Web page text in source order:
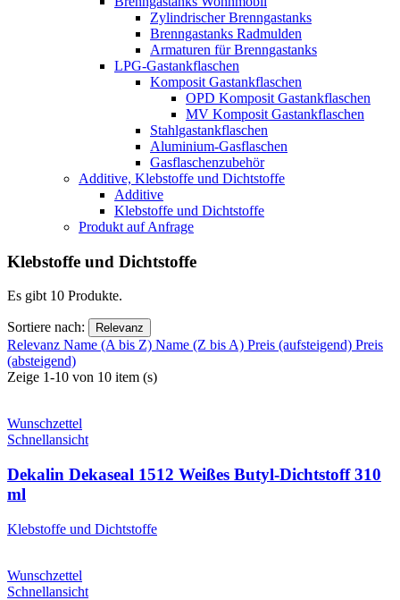
Zylindrischer Brenngastanks
Brenngastanks Radmulden
Armaturen für Brenngastanks
LPG-Gastankflaschen
Komposit Gastankflaschen
OPD Komposit Gastankflaschen
MV Komposit Gastankflaschen
Stahlgastankflaschen
Aluminium-Gasflaschen
Gasflaschenzubehör
Additive, Klebstoffe und Dichtstoffe
Additive
Klebstoffe und Dichtstoffe
Produkt auf Anfrage
Klebstoffe und Dichtstoffe
Es gibt 10 Produkte.
Sortiere nach: Relevanz
Relevanz Name (A bis Z) Name (Z bis A) Preis (aufsteigend) Preis
(absteigend)
Zeige 1-10 von 10 item (s)
Wunschzettel
Schnellansicht
Dekalin Dekaseal 1512 Weißes Butyl-Dichtstoff 310
ml
Klebstoffe und Dichtstoffe
Wunschzettel
Schnellansicht